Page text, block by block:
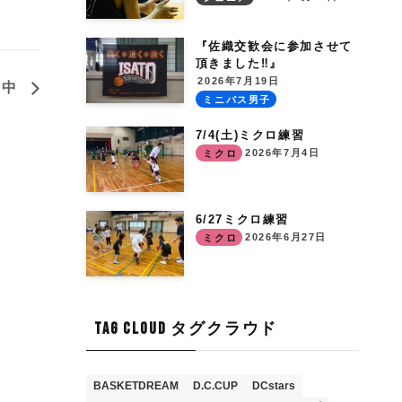
『佐織交歓会に参加させて
頂きました‼︎』
2026年7月19日
ミニバス男子
7/4(土)ミクロ練習
2026年7月4日
ミクロ
6/27ミクロ練習
2026年6月27日
ミクロ
TAG CLOUD タグクラウド
BASKETDREAM D.C.CUP
DCstars